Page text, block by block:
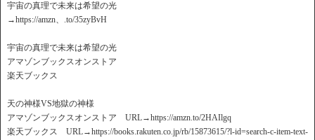
宇宙の真理で未来は希望の光
→https://amzn、.to/35zyBvH
宇宙の真理で未来は希望の光
アマゾンブックスオンストア
楽天ブックス
天の神様VS地獄の神様
アマゾンブックスオンストア URL→https://amzn.to/2HAIlgq
楽天ブックス URL→https://books.rakuten.co.jp/rb/15873615/?l-id=search-c-item-text-